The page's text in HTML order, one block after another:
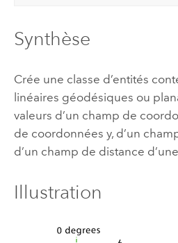
Synthèse
Crée une classe d’entités
linéaires géodésiques ou
valeurs d’un champ de
de coordonnées y, d’un
d’un champ de distance
Illustration